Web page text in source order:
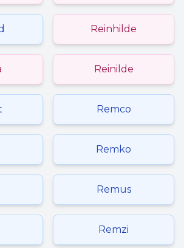
Reinhilde
Reinilde
Remco
Remko
Remus
Remzi